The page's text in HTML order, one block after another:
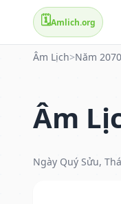
🗓️Amlich.org
Âm Lịch>Năm 2070
Âm
Ngày Quý Sửu,